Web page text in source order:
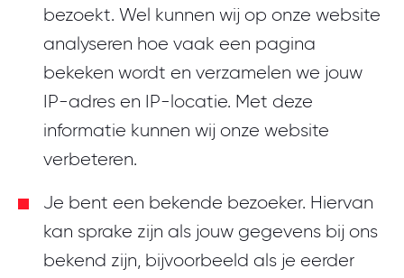
bezoekt. Wel kunnen wij op onze website
analyseren hoe vaak een pagina
bekeken wordt en verzamelen we jouw
IP-adres en IP-locatie. Met deze
informatie kunnen wij onze website
verbeteren.
Je bent een bekende bezoeker. Hiervan
kan sprake zijn als jouw gegevens bij ons
bekend zijn, bijvoorbeeld als je eerder